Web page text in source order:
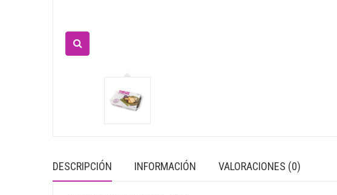
DESCRIPCIÓN INFORMACIÓN VALORACIONES (0)